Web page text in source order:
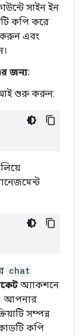
সাইন ইন
কপি করে
করুন এবং
জন্য:
শুরু করুন:
chat
অ্যাকশনে
আপনার
সম্পন্ন
কপি